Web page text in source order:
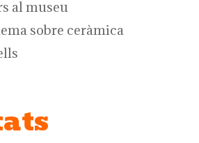
al museu
sobre ceràmica